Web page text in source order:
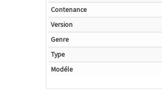
Contenance
Version
Genre
Type
Modéle